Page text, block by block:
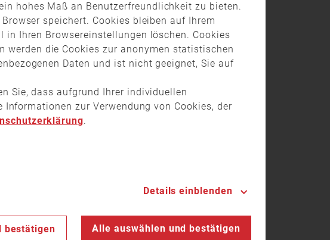
hohes Maß an Benutzerfreundlichkeit zu bieten.
speichert. Cookies bleiben auf Ihrem
Ihren Browsereinstellungen löschen. Cookies
werden die Cookies zur anonymen statistischen
Daten und ist nicht geeignet, Sie auf
Sie, dass aufgrund Ihrer individuellen
zur Verwendung von Cookies, der
.
Details einblenden
bestätigen Alle auswählen und bestätigen